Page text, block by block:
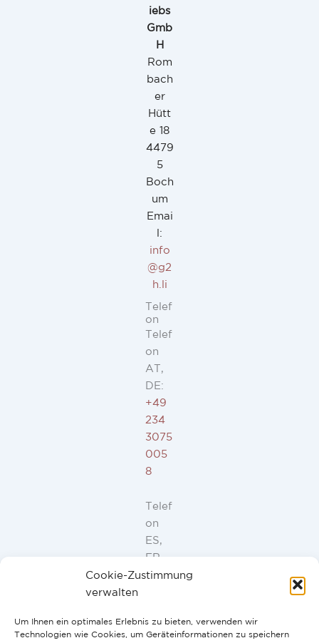
Cookie-Zustimmung
verwalten
Um Ihnen ein optimales Erlebnis zu bieten, verwenden wir
Technologien wie Cookies, um Geräteinformationen zu speichern
iebs
Gmb
H
Rom
bach
er
Hütt
e 18
4479
5
Boch
um
Emai
l:
info
@g2
h.li
Telef
on
Telef
on
AT,
DE:
+49
234
3075
005
8
Telef
on
ES,
FR,
IT,
91